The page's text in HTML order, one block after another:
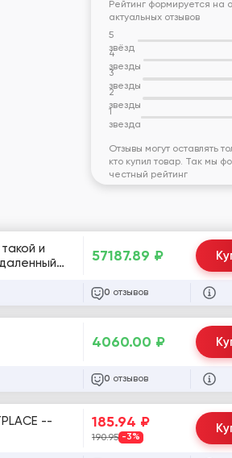
Рейтинг формируется на
актуальных отзывов
5
звёзд
4
звезды
3
звезды
2
звезды
1
звезда
Отзывы могут оставлять
кто купил товар. Так мы
честный рейтинг
57187.89 ₽
0 отзывов
4060.00 ₽
0 отзывов
-- 185.94 ₽
190.95 -3%